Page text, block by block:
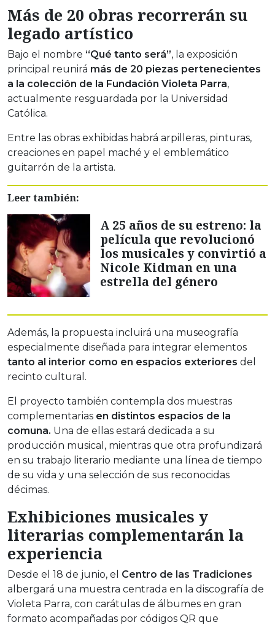
Más de 20 obras recorrerán su
legado artístico
Bajo el nombre “Qué tanto será”, la exposición
principal reunirá más de 20 piezas pertenecientes
a la colección de la Fundación Violeta Parra,
actualmente resguardada por la Universidad
Católica.
Entre las obras exhibidas habrá arpilleras, pinturas,
creaciones en papel maché y el emblemático
guitarrón de la artista.
Leer también:
A 25 años de su estreno: la
película que revolucionó
los musicales y convirtió a
Nicole Kidman en una
estrella del género
Además, la propuesta incluirá una museografía
especialmente diseñada para integrar elementos
tanto al interior como en espacios exteriores del
recinto cultural.
El proyecto también contempla dos muestras
complementarias en distintos espacios de la
comuna. Una de ellas estará dedicada a su
producción musical, mientras que otra profundizará
en su trabajo literario mediante una línea de tiempo
de su vida y una selección de sus reconocidas
décimas.
Exhibiciones musicales y
literarias complementarán la
experiencia
Desde el 18 de junio, el Centro de las Tradiciones
albergará una muestra centrada en la discografía de
Violeta Parra, con carátulas de álbumes en gran
formato acompañadas por códigos QR que